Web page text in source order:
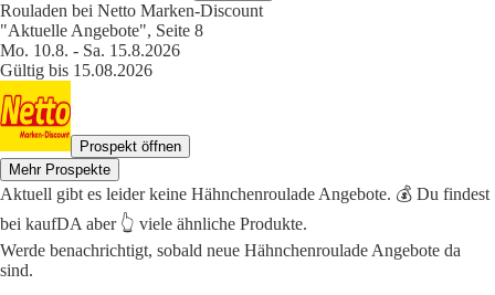
Rouladen bei Netto Marken-Discount
"Aktuelle Angebote", Seite 8
Mo. 10.8. - Sa. 15.8.2026
Gültig bis 15.08.2026
Prospekt öffnen
Mehr Prospekte
Aktuell gibt es leider keine Hähnchenroulade Angebote. 💰 Du findest
bei kaufDA aber 👆 viele ähnliche Produkte.
Werde benachrichtigt, sobald neue Hähnchenroulade Angebote da
sind.